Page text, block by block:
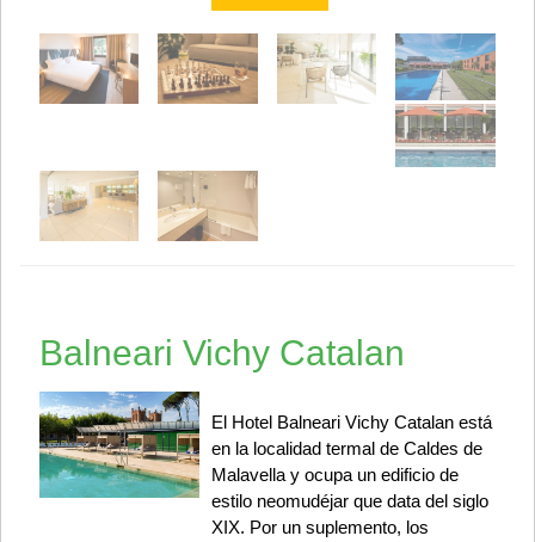
Balneari Vichy Catalan
El Hotel Balneari Vichy Catalan está
en la localidad termal de Caldes de
Malavella y ocupa un edificio de
estilo neomudéjar que data del siglo
XIX. Por un suplemento, los